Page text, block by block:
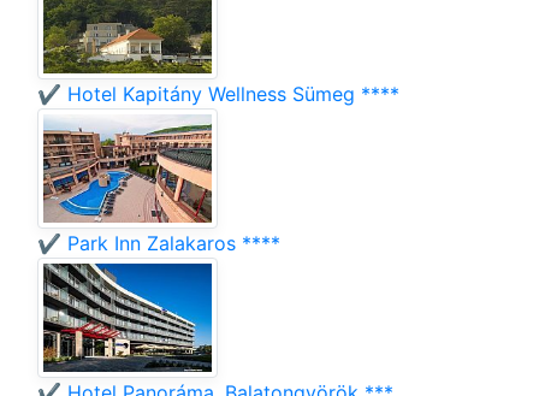
✔️ Hotel Kapitány Wellness Sümeg ****
✔️ Park Inn Zalakaros ****